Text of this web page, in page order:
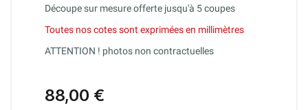
Découpe sur mesure offerte jusqu'à 5 coupes
Toutes nos cotes sont exprimées en millimètres
ATTENTION ! photos non contractuelles
88,00 €